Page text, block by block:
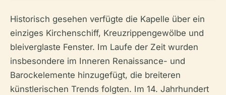
Historisch gesehen verfügte die Kapelle über ein
einziges Kirchenschiff, Kreuzrippengewölbe und
bleiverglaste Fenster. Im Laufe der Zeit wurden
insbesondere im Inneren Renaissance- und
Barockelemente hinzugefügt, die breiteren
künstlerischen Trends folgten. Im 14. Jahrhundert